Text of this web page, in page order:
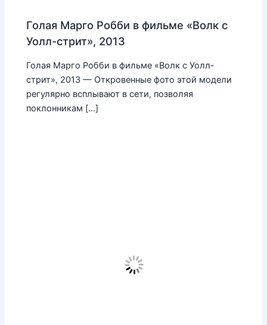
Голая Марго Робби в фильме «Волк с
Уолл-стрит», 2013
Голая Марго Робби в фильме «Волк с Уолл-
стрит», 2013 — Откровенные фото этой модели
регулярно всплывают в сети, позволяя
поклонникам […]